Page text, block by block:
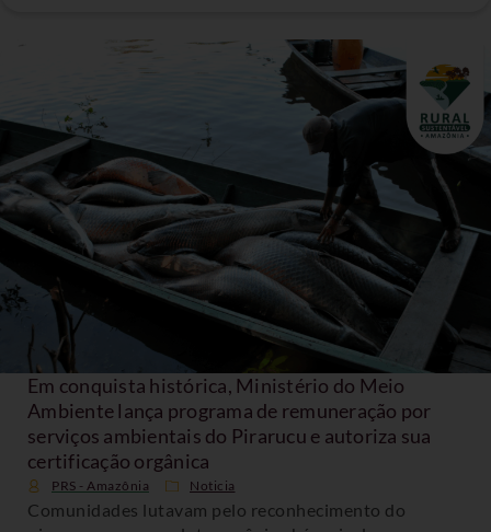
Em conquista histórica, Ministério do Meio
Ambiente lança programa de remuneração por
serviços ambientais do Pirarucu e autoriza sua
certificação orgânica
PRS - Amazônia Noticia
Comunidades lutavam pelo reconhecimento do